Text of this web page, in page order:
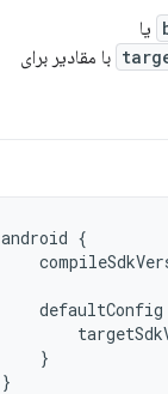
یا
با مقادیر برای
android {
defaultConfig
}
}